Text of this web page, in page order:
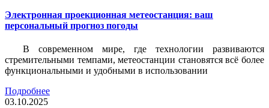
Электронная проекционная метеостанция: ваш
персональный прогноз погоды
В современном мире, где технологии развиваются
стремительными темпами, метеостанции становятся всё более
функциональными и удобными в использовании
Подробнее
03.10.2025